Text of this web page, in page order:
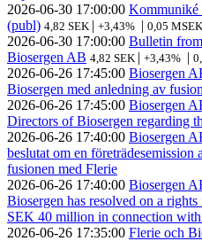
2026-06-30 17:00:00 Kommuniké
(publ) 4,82 SEK | +3,43% | 0,05 MSEK
2026-06-30 17:00:00 Bulletin
Biosergen AB 4,82 SEK | +3,43% |
2026-06-26 17:45:00 Biosergen
Biosergen med anledning av
2026-06-26 17:45:00 Biosergen
Directors of Biosergen regarding
2026-06-26 17:40:00 Biosergen
beslutat om en
fusionen med Flerie
2026-06-26 17:40:00 Biosergen
Biosergen has resolved on a
SEK 40 million in connection
2026-06-26 17:35:00 Flerie och